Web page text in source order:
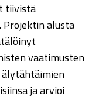
tiivistä
Projektin alusta
vaatimusten
ja arvioi